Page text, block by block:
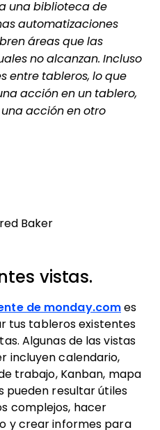
una biblioteca de
automatizaciones
áreas que las
no alcanzan. Incluso
entre tableros, lo que
acción en un tablero,
acción en otro
Baker
vistas.
de monday.com es
tus tableros existentes
Algunas de las vistas
incluyen calendario,
trabajo, Kanban, mapa
pueden resultar útiles
complejos, hacer
y crear informes para